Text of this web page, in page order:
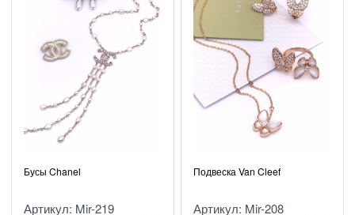
Бусы Chanel
Артикул: Mir-219
Подвеска Van Cleef
Артикул: Mir-208